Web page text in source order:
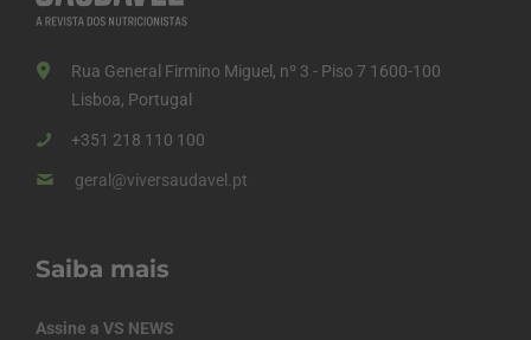
Rua General Firmino Miguel, nº 3 - Piso 7 1600-100
Lisboa, Portugal
+351 218 110 100
geral@viversaudavel.pt
Saiba mais
Assine a VS NEWS